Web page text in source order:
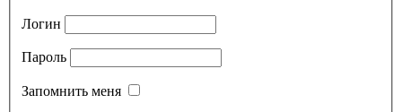
Логин
Пароль
Запомнить меня